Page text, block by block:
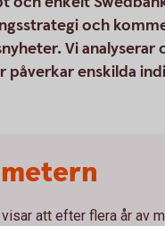
och
Vi
enskilda
att efter flera år av